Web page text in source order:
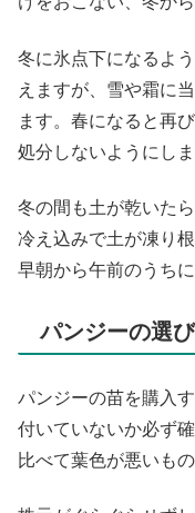
冬に氷点下になるよ
えますが、雪や霜に
ます。春になると再
処分しないようにしま
冬の間も土が乾いた
冷え込みで土が凍り
早朝から午前のうちに
パンジーの選
パンジーの苗を購入
付いていないか必ず
比べて葉色が悪いも